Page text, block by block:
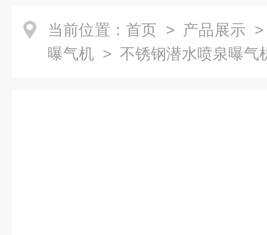
当前位置： 首页 > 产品展示
曝气机 > 不锈钢潜水喷泉曝气